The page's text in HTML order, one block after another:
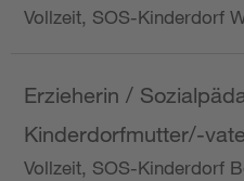
Vollzeit, SOS-Kinderdorf
Erzieherin /
Kinderdorfmutter/-
Vollzeit, SOS-Kinderdorf